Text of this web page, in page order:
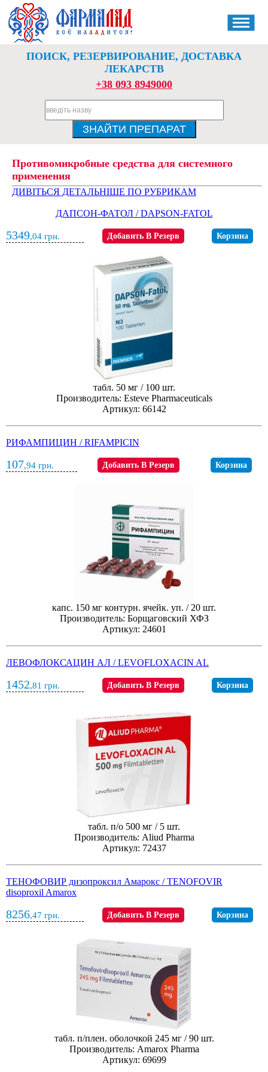
ПОИСК, РЕЗЕРВИРОВАНИЕ, ДОСТАВКА
ЛЕКАРСТВ
+38 093 8949000
Противомикробные средства для системного
применения
ДИВІТЬСЯ ДЕТАЛЬНІШЕ ПО РУБРИКАМ
ДАПСОН-ФАТОЛ / DAPSON-FATOL
5349,04 грн. Добавить В Резерв Корзина
табл. 50 мг / 100 шт.
Производитель: Esteve Pharmaceuticals
Артикул: 66142
РИФАМПИЦИН / RIFAMPICIN
107,94 грн. Добавить В Резерв Корзина
капс. 150 мг контурн. ячейк. уп. / 20 шт.
Производитель: Борщаговский ХФЗ
Артикул: 24601
ЛЕВОФЛОКСАЦИН АЛ / LEVOFLOXACIN AL
1452,81 грн. Добавить В Резерв Корзина
табл. п/о 500 мг / 5 шт.
Производитель: Aliud Pharma
Артикул: 72437
ТЕНОФОВИР дизопроксил Амарокс / TENOFOVIR
disoproxil Amarox
8256,47 грн. Добавить В Резерв Корзина
табл. п/плен. оболочкой 245 мг / 90 шт.
Производитель: Amarox Pharma
Артикул: 69699